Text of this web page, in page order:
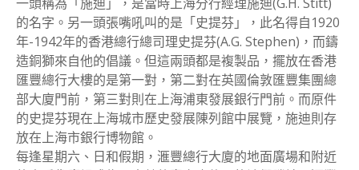
的名字。另一頭張嘴吼叫的是「史提芬」，此名得自1920
年-1942年的香港總行總司理史提芬(A.G. Stephen)，而鑄
造銅獅來自他的倡議。但這兩頭都是複製品，擺放在香港
匯豐總行大樓的是第一對，第二對在英國倫敦匯豐集團總
部大廈門前，第三對則在上海浦東發展銀行門前。而原件
的史提芬現在上海城市歷史發展陳列館中展覽，施迪則存
放在上海市銀行博物館。
每逢星期六、日和假期，滙豐總行大廈的地面廣場和附近